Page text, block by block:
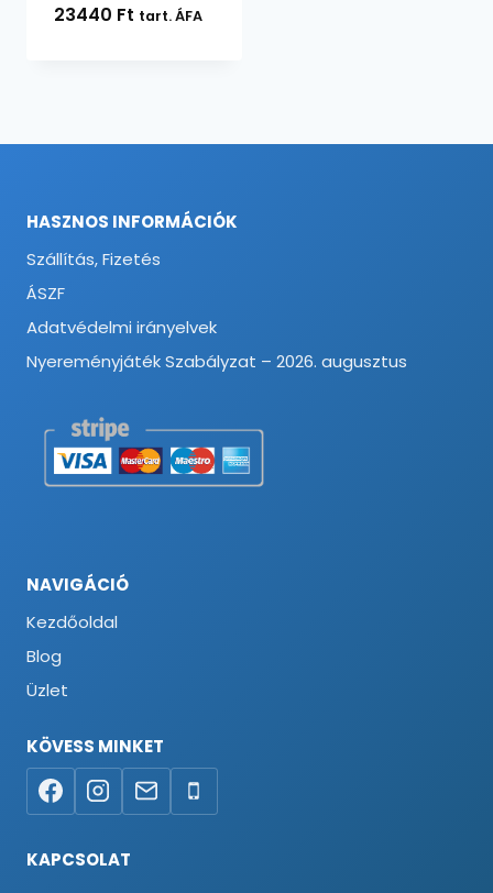
23440 Ft tart. ÁFA
HASZNOS INFORMÁCIÓK
Szállítás, Fizetés
ÁSZF
Adatvédelmi irányelvek
Nyereményjáték Szabályzat – 2026. augusztus
NAVIGÁCIÓ
Kezdőoldal
Blog
Üzlet
KÖVESS MINKET
KAPCSOLAT